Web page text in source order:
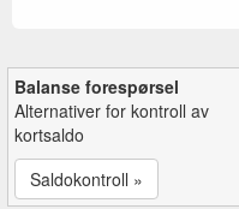
Balanse forespørsel
Alternativer for kontroll av
kortsaldo
Saldokontroll »